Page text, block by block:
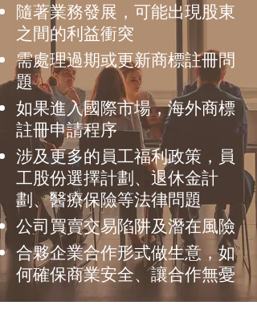
隨著業務發展，可能出現股東
之間的利益衝突
需處理過期或更新商標註冊問
題
如果進入國際市場，海外商標
註冊申請程序
涉及更多的員工福利政策，員
工股份選擇計劃、退休金計
劃、醫療保險等法律問題
公司買賣交易陷阱及潛在風險
合夥企業合作形式做生意，如
何確保商業安全、讓合作無憂